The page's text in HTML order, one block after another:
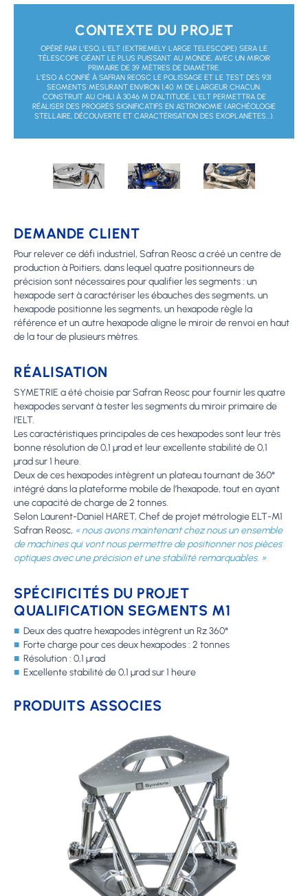
CONTEXTE DU PROJET
OPÉRÉ PAR L’ESO, L’ELT (EXTREMELY LARGE TELESCOPE) SERA LE
TÉLESCOPE GÉANT LE PLUS PUISSANT AU MONDE, AVEC UN MIROIR
PRIMAIRE DE 39 MÈTRES DE DIAMÈTRE.
L’ESO A CONFIÉ À SAFRAN REOSC LE POLISSAGE ET LE TEST DES 931
SEGMENTS MESURANT ENVIRON 1,40 M DE LARGEUR CHACUN.
CONSTRUIT AU CHILI À 3046 M D’ALTITUDE, L’ELT PERMETTRA DE
RÉALISER DES PROGRÈS SIGNIFICATIFS EN ASTRONOMIE (ARCHÉOLOGIE
STELLAIRE, DÉCOUVERTE ET CARACTÉRISATION DES EXOPLANÈTES…).
DEMANDE CLIENT
Pour relever ce défi industriel, Safran Reosc a créé un centre de
production à Poitiers, dans lequel quatre positionneurs de
précision sont nécessaires pour qualifier les segments : un
hexapode sert à caractériser les ébauches des segments, un
hexapode positionne les segments, un hexapode règle la
référence et un autre hexapode aligne le miroir de renvoi en haut
de la tour de plusieurs mètres.
RÉALISATION
SYMETRIE a été choisie par Safran Reosc pour fournir les quatre
hexapodes servant à tester les segments du miroir primaire de
l’ELT.
Les caractéristiques principales de ces hexapodes sont leur très
bonne résolution de 0,1 µrad et leur excellente stabilité de 0,1
µrad sur 1 heure.
Deux de ces hexapodes intègrent un plateau tournant de 360°
intégré dans la plateforme mobile de l’hexapode, tout en ayant
une capacité de charge de 2 tonnes.
Selon Laurent-Daniel HARET, Chef de projet métrologie ELT-M1
Safran Reosc, « nous avons maintenant chez nous un ensemble
de machines qui vont nous permettre de positionner nos pièces
optiques avec une précision et une stabilité remarquables. »
SPÉCIFICITÉS DU PROJET
QUALIFICATION SEGMENTS M1
■Deux des quatre hexapodes intègrent un Rz 360°
■ Forte charge pour ces deux hexapodes : 2 tonnes
■ Résolution : 0,1 µrad
■ Excellente stabilité de 0,1 µrad sur 1 heure
PRODUITS ASSOCIES